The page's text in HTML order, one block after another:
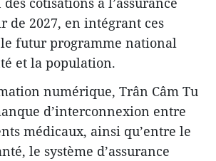
de 2027, en intégrant ces
futur programme national
et la population.
numérique, Trân Câm Tu
d’interconnexion entre
médicaux, ainsi qu’entre le
le système d’assurance